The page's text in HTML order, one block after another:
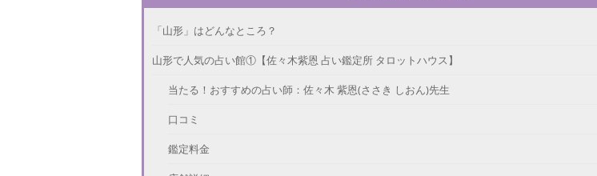
「山形」はどんなところ？
山形で人気の占い館①【佐々木紫恩 占い鑑定所 タロットハウス】
当たる！おすすめの占い師：佐々木 紫恩(ささき しおん)先生
口コミ
鑑定料金